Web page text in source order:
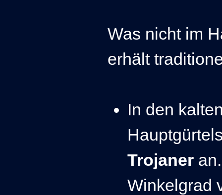
Was nicht im
erhält
In den
Trojaner
Winkelgrad